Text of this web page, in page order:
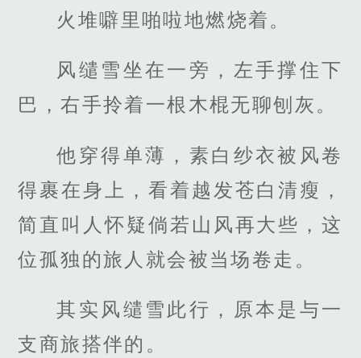
火堆噼里啪啦地燃烧着。
风缱雪坐在一旁，左手撑住下
巴，右手拎着一根木棍无聊刨灰。
他穿得单薄，素白纱衣被风卷
得裹在身上，看着越发苍白清瘦，
简直叫人怀疑倘若山风再大些，这
位孤独的旅人就会被当场卷走。
其实风缱雪此行，原本是与一
支商旅搭伴的。